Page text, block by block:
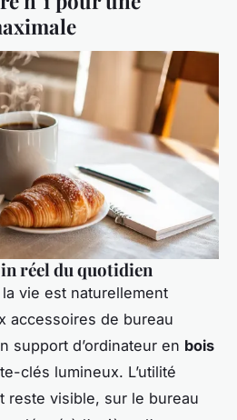
réel du quotidien
vie est naturellement
accessoires de bureau
support d’ordinateur en bois
clés lumineux. L’utilité
reste visible, sur le bureau